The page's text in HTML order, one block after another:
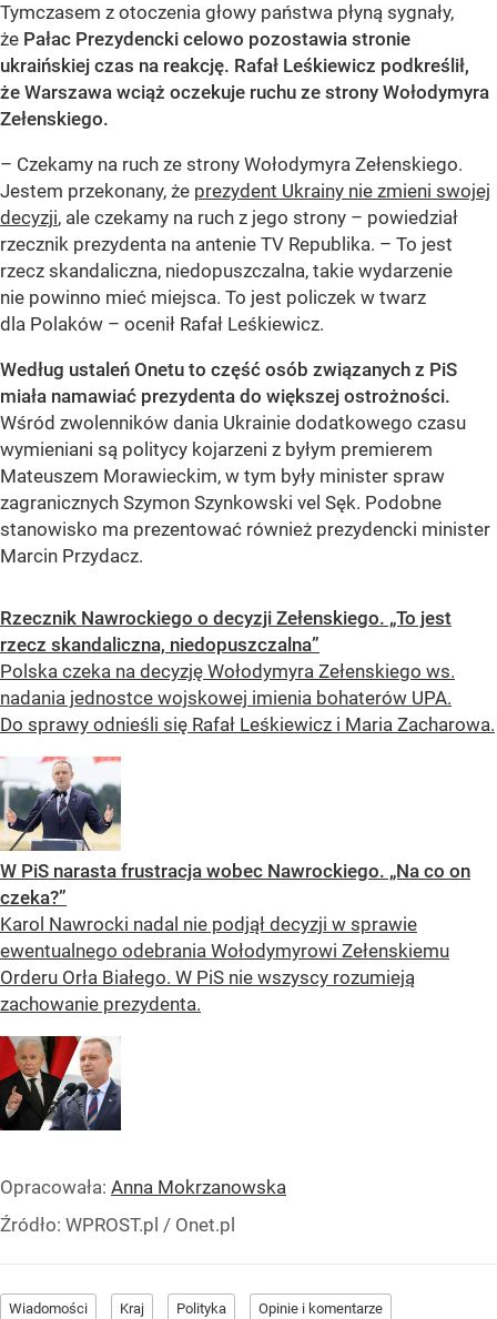
Tymczasem z otoczenia głowy państwa płyną sygnały,
że Pałac Prezydencki celowo pozostawia stronie
ukraińskiej czas na reakcję. Rafał Leśkiewicz podkreślił,
że Warszawa wciąż oczekuje ruchu ze strony Wołodymyra
Zełenskiego.
– Czekamy na ruch ze strony Wołodymyra Zełenskiego.
Jestem przekonany, że prezydent Ukrainy nie zmieni swojej
decyzji, ale czekamy na ruch z jego strony – powiedział
rzecznik prezydenta na antenie TV Republika. – To jest
rzecz skandaliczna, niedopuszczalna, takie wydarzenie
nie powinno mieć miejsca. To jest policzek w twarz
dla Polaków – ocenił Rafał Leśkiewicz.
Według ustaleń Onetu to część osób związanych z PiS
miała namawiać prezydenta do większej ostrożności.
Wśród zwolenników dania Ukrainie dodatkowego czasu
wymieniani są politycy kojarzeni z byłym premierem
Mateuszem Morawieckim, w tym były minister spraw
zagranicznych Szymon Szynkowski vel Sęk. Podobne
stanowisko ma prezentować również prezydencki minister
Marcin Przydacz.
Rzecznik Nawrockiego o decyzji Zełenskiego. „To jest
rzecz skandaliczna, niedopuszczalna”
Polska czeka na decyzję Wołodymyra Zełenskiego ws.
nadania jednostce wojskowej imienia bohaterów UPA.
Do sprawy odnieśli się Rafał Leśkiewicz i Maria Zacharowa.
W PiS narasta frustracja wobec Nawrockiego. „Na co on
czeka?”
Karol Nawrocki nadal nie podjął decyzji w sprawie
ewentualnego odebrania Wołodymyrowi Zełenskiemu
Orderu Orła Białego. W PiS nie wszyscy rozumieją
zachowanie prezydenta.
Opracowała: Anna Mokrzanowska
Źródło: WPROST.pl / Onet.pl
Wiadomości Kraj Polityka Opinie i komentarze